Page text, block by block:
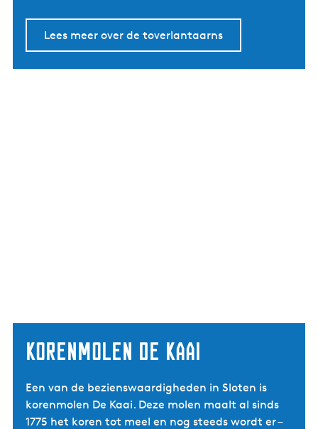
Lees meer over de toverlantaarns
Korenmolen De Kaai
Een van de bezienswaardigheden in Sloten is
korenmolen De Kaai. Deze molen maalt al sinds
1775 het koren tot meel en nog steeds wordt er –